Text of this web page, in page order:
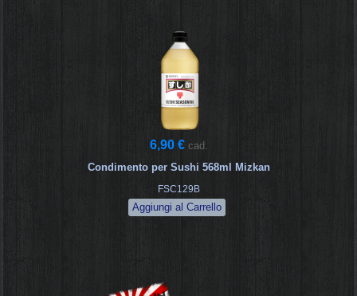
6,90 € cad.
Condimento per Sushi 568ml Mizkan
FSC129B